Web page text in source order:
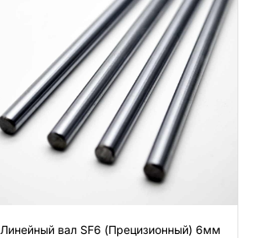
Линейный вал SF6 (Прецизионный) 6мм